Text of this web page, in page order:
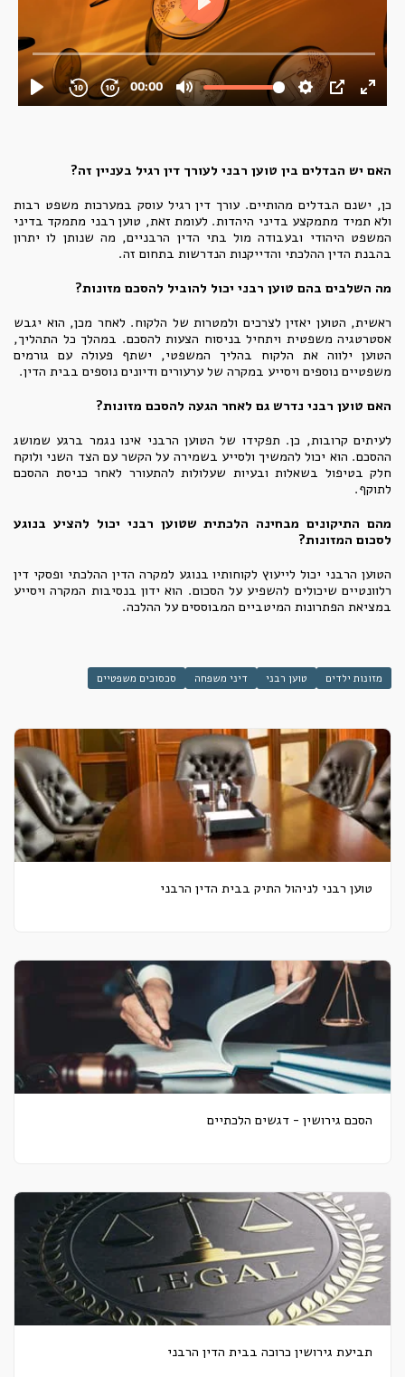
האם יש הבדלים בין טוען רבני לעורך דין רגיל בעניין זה?
כן, ישנם הבדלים מהותיים. עורך דין רגיל עוסק במערכות משפט רבות
ולא תמיד מתמקצע בדיני היהדות. לעומת זאת, טוען רבני מתמקד בדיני
המשפט היהודי ובעבודה מול בתי הדין הרבניים, מה שנותן לו יתרון
בהבנת הדין ההלכתי והדייקנות הנדרשות בתחום זה.
מה השלבים בהם טוען רבני יכול להוביל להסכם מזונות?
ראשית, הטוען יאזין לצרכים ולמטרות של הלקוח. לאחר מכן, הוא יגבש
אסטרטגיה משפטית ויתחיל בניסוח הצעות להסכם. במהלך כל התהליך,
הטוען ילווה את הלקוח בהליך המשפטי, ישתף פעולה עם גורמים
משפטיים נוספים ויסייע במקרה של ערעורים ודיונים נוספים בבית הדין.
האם טוען רבני נדרש גם לאחר הגעה להסכם מזונות?
לעיתים קרובות, כן. תפקידו של הטוען הרבני אינו נגמר ברגע שמושג
ההסכם. הוא יכול להמשיך ולסייע בשמירה על הקשר עם הצד השני ולוקח
חלק בטיפול בשאלות ובעיות שעלולות להתעורר לאחר כניסת ההסכם
לתוקף.
מהם התיקונים מבחינה הלכתית שטוען רבני יכול להציע בנוגע
לסכום המזונות?
הטוען הרבני יכול לייעוץ לקוחותיו בנוגע למקרה הדין ההלכתי ופסקי דין
רלוונטיים שיכולים להשפיע על הסכום. הוא ידון בנסיבות המקרה ויסייע
במציאת הפתרונות המיטביים המבוססים על ההלכה.
מזונות ילדים טוען רבני דיני משפחה סכסוכים משפטיים
טוען רבני לניהול התיק בבית הדין הרבני
הסכם גירושין - דגשים הלכתיים
תביעת גירושין כרוכה בבית הדין הרבני